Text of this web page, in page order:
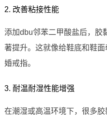
2. 改善粘接性能
添加dbu邻苯二甲酸盐后，胶
著提升。这就像给鞋底和鞋
婚戒指。
3. 耐温耐湿性能增强
在潮湿或高温环境下，很多